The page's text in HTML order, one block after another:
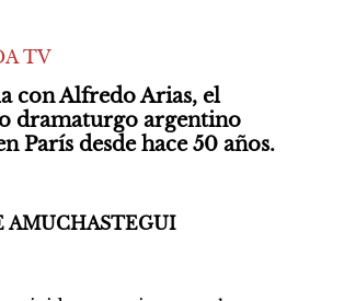
TV
con Alfredo Arias, el
dramaturgo argentino
París desde hace 50 años.
AMUCHASTEGUI